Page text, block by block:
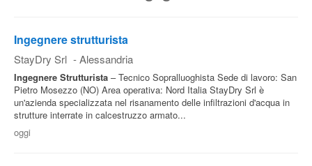
Ingegnere strutturista
StayDry Srl - Alessandria
Ingegnere Strutturista – Tecnico Sopralluoghista Sede di lavoro: San
Pietro Mosezzo (NO) Area operativa: Nord Italia StayDry Srl è
un'azienda specializzata nel risanamento delle infiltrazioni d'acqua in
strutture interrate in calcestruzzo armato...
oggi